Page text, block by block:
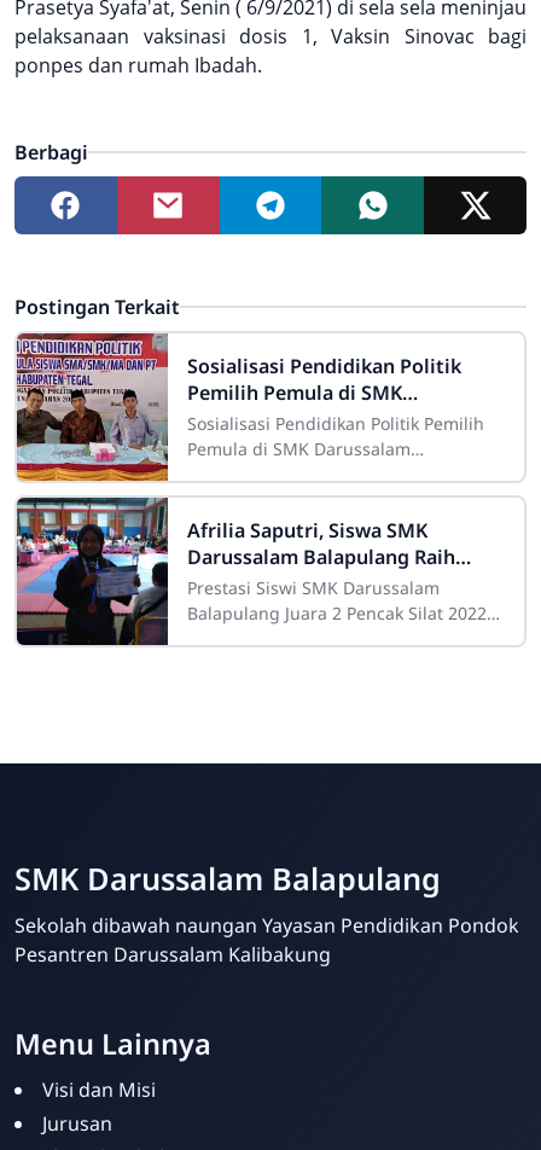
SMK Darussalam
Balapulang
Prasetya Syafa'at, Senin ( 6/9/2021) di sela sela meninjau
pelaksanaan vaksinasi dosis 1, Vaksin Sinovac bagi
ponpes dan rumah Ibadah.
Berbagi
Postingan Terkait
Sosialisasi Pendidikan Politik
Pemilih Pemula di SMK
Darussalam Balapulang
Kabupaten Tegal
Sosialisasi Pendidikan Politik Pemilih
Pemula di SMK Darussalam
Afrilia Saputri, Siswa SMK
Darussalam Balapulang Raih
Juara 2 Pekalongan Pencak Silat
Open Championship se – Jawa
Prestasi Siswi SMK Darussalam
Balapulang Juara 2 Pencak Silat 2022
SMK Darussalam Balapulang
Sekolah dibawah naungan Yayasan Pendidikan Pondok
Pesantren Darussalam Kalibakung
Menu Lainnya
Visi dan Misi
Jurusan